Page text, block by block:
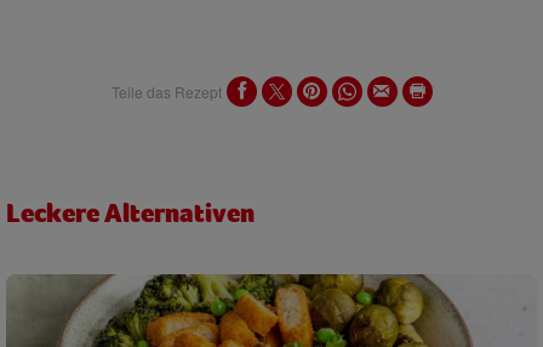
Teile das Rezept
Leckere Alternativen